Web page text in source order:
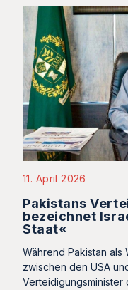
11. April 2026
Pakistans
bezeichnet
Staat«
Während Pakistan als
zwischen den USA
Verteidigungsminister